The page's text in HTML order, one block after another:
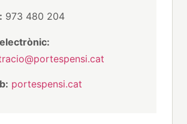
973 480 204
portespensi.cat